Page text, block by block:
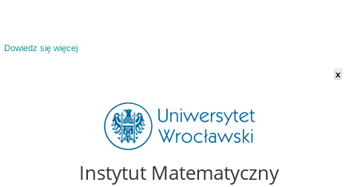
Dowiedz się więcej
x
Instytut Matematyczny